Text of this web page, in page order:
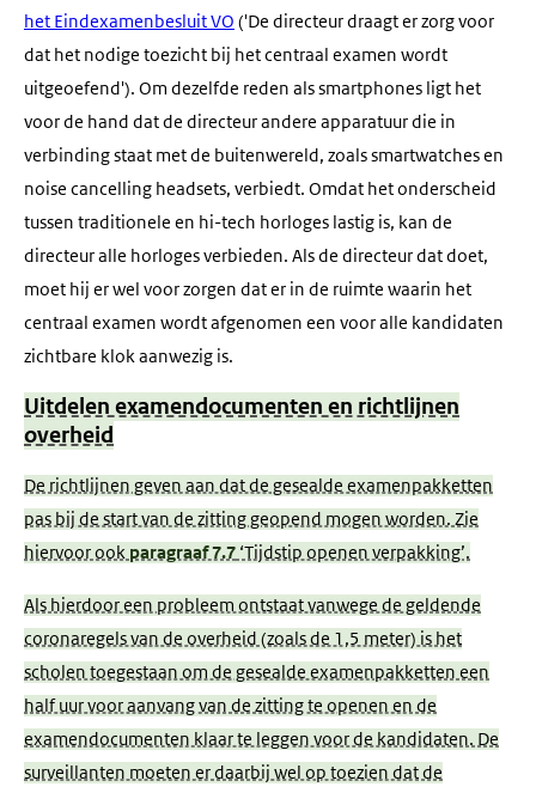
het Eindexamenbesluit VO ('De directeur draagt er zorg voor
dat het nodige toezicht bij het centraal examen wordt
uitgeoefend'). Om dezelfde reden als smartphones ligt het
voor de hand dat de directeur andere apparatuur die in
verbinding staat met de buitenwereld, zoals smartwatches en
noise cancelling headsets, verbiedt. Omdat het onderscheid
tussen traditionele en hi-tech horloges lastig is, kan de
directeur alle horloges verbieden. Als de directeur dat doet,
moet hij er wel voor zorgen dat er in de ruimte waarin het
centraal examen wordt afgenomen een voor alle kandidaten
zichtbare klok aanwezig is.
Uitdelen examendocumenten en richtlijnen
overheid
De richtlijnen geven aan dat de gesealde examenpakketten
pas bij de start van de zitting geopend mogen worden. Zie
hiervoor ook paragraaf 7.7 ‘Tijdstip openen verpakking’.
Als hierdoor een probleem ontstaat vanwege de geldende
coronaregels van de overheid (zoals de 1,5 meter) is het
scholen toegestaan om de gesealde examenpakketten een
half uur voor aanvang van de zitting te openen en de
examendocumenten klaar te leggen voor de kandidaten. De
surveillanten moeten er daarbij wel op toezien dat de